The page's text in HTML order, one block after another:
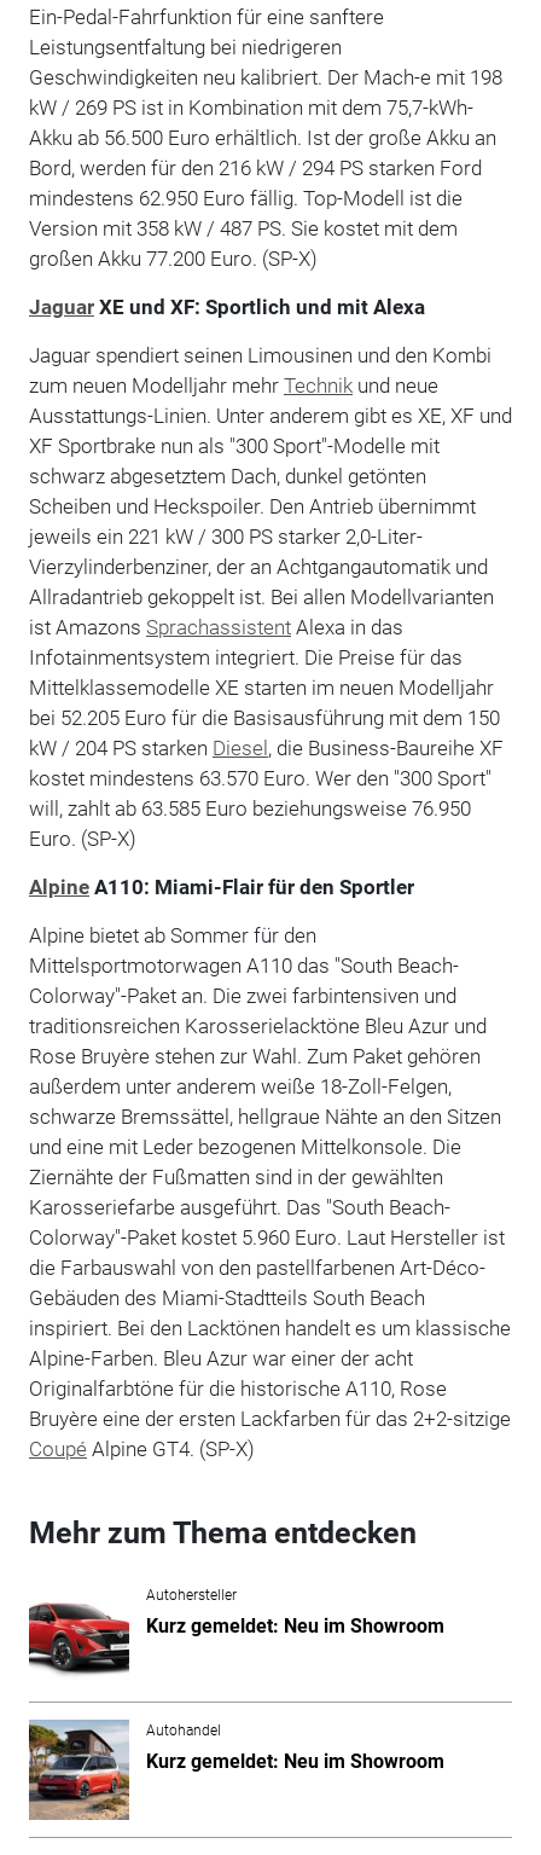
Ein-Pedal-Fahrfunktion für eine sanftere
Leistungsentfaltung bei niedrigeren
Geschwindigkeiten neu kalibriert. Der Mach-e mit 198
kW / 269 PS ist in Kombination mit dem 75,7-kWh-
Akku ab 56.500 Euro erhältlich. Ist der große Akku an
Bord, werden für den 216 kW / 294 PS starken Ford
mindestens 62.950 Euro fällig. Top-Modell ist die
Version mit 358 kW / 487 PS. Sie kostet mit dem
großen Akku 77.200 Euro. (SP-X)
JaguarXE und XF: Sportlich und mit Alexa
Jaguar spendiert seinen Limousinen und den Kombi
zum neuen Modelljahr mehr Technikund neue
Ausstattungs-Linien. Unter anderem gibt es XE, XF und
XF Sportbrake nun als "300 Sport"-Modelle mit
schwarz abgesetztem Dach, dunkel getönten
Scheiben und Heckspoiler. Den Antrieb übernimmt
jeweils ein 221 kW / 300 PS starker 2,0-Liter-
Vierzylinderbenziner, der an Achtgangautomatik und
Allradantrieb gekoppelt ist. Bei allen Modellvarianten
ist Amazons SprachassistentAlexa in das
Infotainmentsystem integriert. Die Preise für das
Mittelklassemodelle XE starten im neuen Modelljahr
bei 52.205 Euro für die Basisausführung mit dem 150
kW / 204 PS starken Diesel, die Business-Baureihe XF
kostet mindestens 63.570 Euro. Wer den "300 Sport"
will, zahlt ab 63.585 Euro beziehungsweise 76.950
Euro. (SP-X)
AlpineA110: Miami-Flair für den Sportler
Alpine bietet ab Sommer für den
Mittelsportmotorwagen A110 das "South Beach-
Colorway"-Paket an. Die zwei farbintensiven und
traditionsreichen Karosserielacktöne Bleu Azur und
Rose Bruyère stehen zur Wahl. Zum Paket gehören
außerdem unter anderem weiße 18-Zoll-Felgen,
schwarze Bremssättel, hellgraue Nähte an den Sitzen
und eine mit Leder bezogenen Mittelkonsole. Die
Ziernähte der Fußmatten sind in der gewählten
Karosseriefarbe ausgeführt. Das "South Beach-
Colorway"-Paket kostet 5.960 Euro. Laut Hersteller ist
die Farbauswahl von den pastellfarbenen Art-Déco-
Gebäuden des Miami-Stadtteils South Beach
inspiriert. Bei den Lacktönen handelt es um klassische
Alpine-Farben. Bleu Azur war einer der acht
Originalfarbtöne für die historische A110, Rose
Bruyère eine der ersten Lackfarben für das 2+2-sitzige
Coupé Alpine GT4. (SP-X)
Mehr zum Thema entdecken
Autohersteller
Kurz gemeldet: Neu im Showroom
Autohandel
Kurz gemeldet: Neu im Showroom